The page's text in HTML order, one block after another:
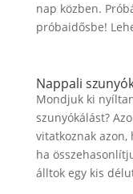
nap közben.
próbaidősbe!
Nappali
Mondjuk ki
szunyókálást?
vitatkoznak azon,
ha
álltok egy kis